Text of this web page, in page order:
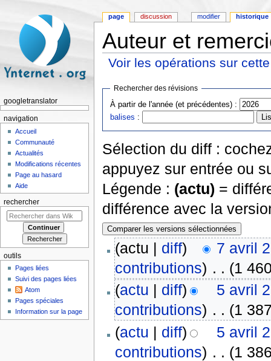
Auteur et
Voir les opérations sur
Rechercher des révisions
À partir de l'année (et précédentes) :
balises :
Sélection du diff :
appuyez sur entrée ou
Légende : (actu) =
différence avec la
(actu | diff)
7 avril
contributions) . . (1
(actu | diff)
5 avril
contributions) . . (1
(actu | diff)
5 avril
contributions) . . (1
page discussion modifier historique
googletranslator
navigation
Accueil
Communauté
Actualités
Modifications récentes
Page au hasard
Aide
rechercher
outils
Pages liées
Suivi des pages liées
Atom
Pages spéciales
Information sur la page